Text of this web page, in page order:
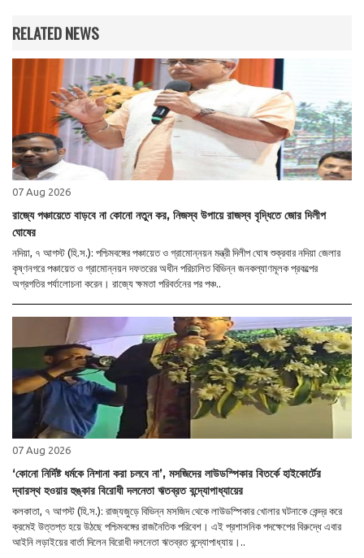
RELATED NEWS
07 Aug 2026
রাজ্যে পঞ্চায়েতে বাড়বে না কোনো নতুন কর, নিজস্ব উপায়ে রাজস্ব বৃদ্ধিতে জোর দিলীপ
ঘোষের
নদিয়া, ৭ আগস্ট (হি.স.): পশ্চিমবঙ্গের পঞ্চায়েত ও গ্রামোন্নয়ন মন্ত্রী দিলীপ ঘোষ শুক্রবার নদিয়া জেলার
কৃষ্ণনগরে পঞ্চায়েত ও গ্রামোন্নয়ন দফতরের অধীন পরিচালিত বিভিন্ন জনকল্যাণমূলক প্রকল্পের
অগ্রগতির পর্যালোচনা করেন। রাজ্যে ক্ষমতা পরিবর্তনের পর পঞ্চ..
07 Aug 2026
‘কোনো নির্দিষ্ট ধর্মকে নিশানা করা চলবে না’, মসজিদের লাউডস্পিকার বিতর্কে হাইকোর্টের
দ্বারস্থ হওয়ার হুঙ্কার বিরোধী দলনেতা ঋতব্রত বন্দ্যোপাধ্যায়ের
কলকাতা, ৭ আগস্ট (হি.স.): রাজ্যজুড়ে বিভিন্ন মসজিদ থেকে লাউডস্পিকার খোলার ঘটনাকে কেন্দ্র করে
ক্রমেই উত্তপ্ত হয়ে উঠছে পশ্চিমবঙ্গের রাজনৈতিক পরিবেশ। এই প্রশাসনিক পদক্ষেপের বিরুদ্ধে এবার
আইনি লড়াইয়ের বার্তা দিলেন বিরোধী দলনেতা ঋতব্রত বন্দ্যোপাধ্যায়।..